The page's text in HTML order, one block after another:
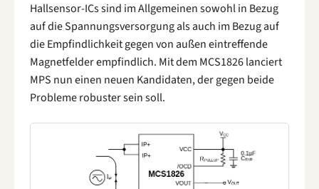
Hallsensor-ICs sind im Allgemeinen sowohl in Bezug
auf die Spannungsversorgung als auch im Bezug auf
die Empfindlichkeit gegen von außen eintreffende
Magnetfelder empfindlich. Mit dem MCS1826 lanciert
MPS nun einen neuen Kandidaten, der gegen beide
Probleme robuster sein soll.